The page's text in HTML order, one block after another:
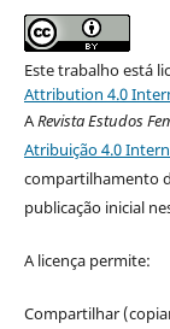
Este trabalho está
Attribution 4.0
ARevista Estudos
Atribuição 4.0
compartilhamento
publicação inicial
A licença permite:
Compartilhar